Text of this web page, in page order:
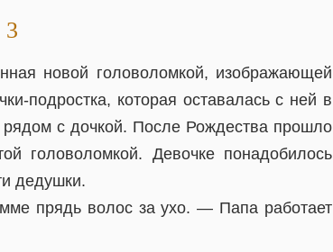
новой головоломкой, изображающей
подростка, которая оставалась с ней в
рядом с дочкой. После Рождества прошло
головоломкой. Девочке понадобилось
дедушки.
прядь волос за ухо. — Папа работает